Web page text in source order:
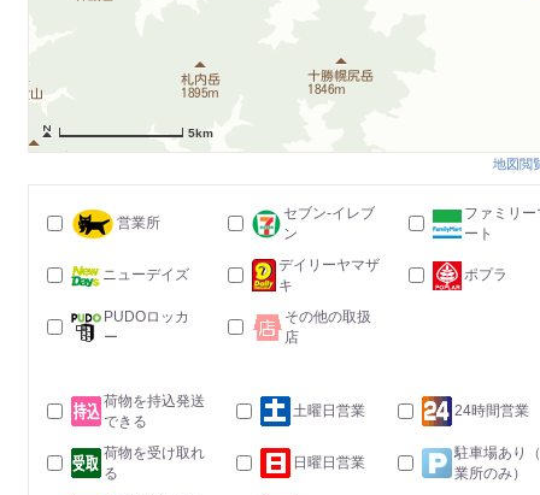
5km
地図閲
営業所
セブン-イレブ
ン
ファミリー
ート
ニューデイズ
デイリーヤマザ
キ
ポプラ
PUDOロッカ
ー
その他の取扱
店
荷物を持込発送
できる
土曜日営業 24時間営業
荷物を受け取れ
る
日曜日営業
駐車場あり
業所のみ）